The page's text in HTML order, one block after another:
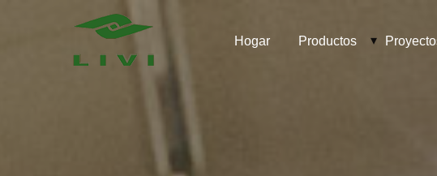
Hogar Productos